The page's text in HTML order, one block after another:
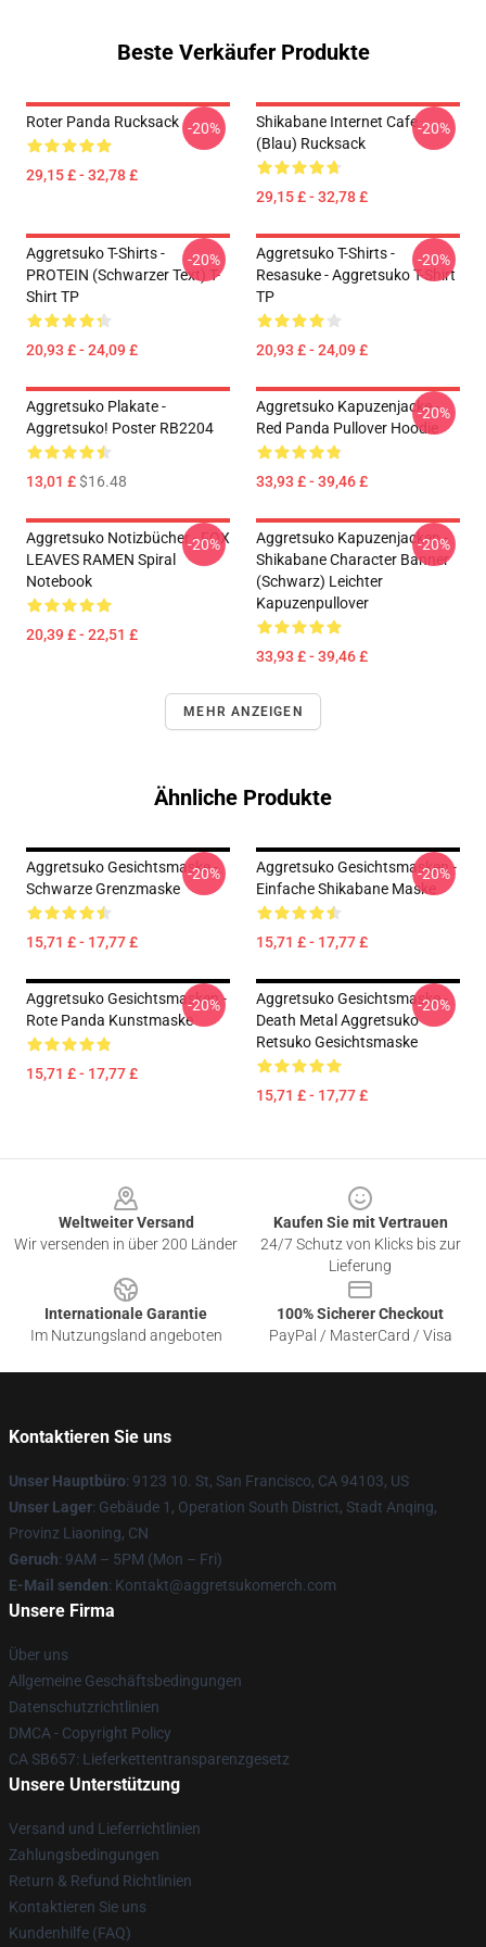
Beste Verkäufer Produkte
Roter Panda Rucksack
29,15 £ - 32,78 £
-20%
Shikabane Internet Cafe
(Blau) Rucksack
29,15 £ - 32,78 £
-20%
Aggretsuko T-Shirts -
PROTEIN (schwarzer Text) T-
Shirt TP
20,93 £ - 24,09 £
-20%
Aggretsuko T-Shirts -
Resasuke - Aggretsuko T-Shirt
TP
20,93 £ - 24,09 £
-20%
Aggretsuko Plakate -
Aggretsuko! Poster RB2204
13,01 £$16.48
Aggretsuko Kapuzenjacke -
Red Panda Pullover Hoodie
33,93 £ - 39,46 £
-20%
Aggretsuko Notizbücher - FOX
LEAVES RAMEN Spiral
Notebook
20,39 £ - 22,51 £
-20%
Aggretsuko Kapuzenjacken -
Shikabane Character Banner
(Schwarz) Leichter
Kapuzenpullover
33,93 £ - 39,46 £
-20%
MEHR ANZEIGEN
Ähnliche Produkte
Aggretsuko Gesichtsmaske -
Schwarze Grenzmaske
15,71 £ - 17,77 £
-20%
Aggretsuko Gesichtsmasken -
Einfache Shikabane Maske
15,71 £ - 17,77 £
-20%
Aggretsuko Gesichtsmasken -
Rote Panda Kunstmaske
15,71 £ - 17,77 £
-20%
Aggretsuko Gesichtsmaske -
Death Metal Aggretsuko
Retsuko Gesichtsmaske
15,71 £ - 17,77 £
-20%
Weltweiter Versand
Wir versenden in über 200 Länder
Kaufen Sie mit Vertrauen
24/7 Schutz von Klicks bis zur
Lieferung
Internationale Garantie
Im Nutzungsland angeboten
100% Sicherer Checkout
PayPal / MasterCard / Visa
Kontaktieren Sie uns
Unser Hauptbüro: 9123 10. St, San Francisco, CA 94103, US
Unser Lager: Gebäude 1, Operation South District, Stadt Anqing,
Provinz Liaoning, CN
Geruch: 9AM – 5PM (Mon – Fri)
E-Mail senden: Kontakt@aggretsukomerch.com
Unsere Firma
Über uns
Allgemeine Geschäftsbedingungen
Datenschutzrichtlinien
DMCA - Copyright Policy
CA SB657: Lieferkettentransparenzgesetz
Unsere Unterstützung
Versand und Lieferrichtlinien
Zahlungsbedingungen
Return & Refund Richtlinien
Kontaktieren Sie uns
Kundenhilfe (FAQ)